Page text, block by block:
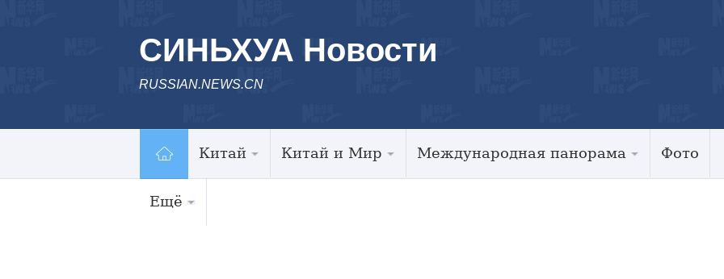
СИНЬХУА Новости
RUSSIAN.NEWS.CN
Китай Китай и Мир Международная панорама Фото
Ещё